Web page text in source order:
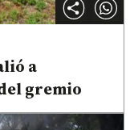
a
gremio